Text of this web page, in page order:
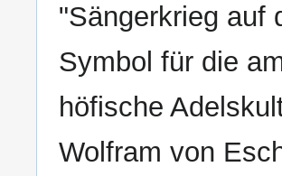
"Sängerkrieg auf
Symbol für die
höfische
Wolfram von